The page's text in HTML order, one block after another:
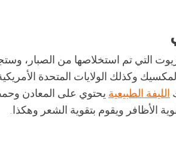
التي تم استخلاصها من الصبار،
وكذلك الولايات المتحدة
الليفة الطبيعية يحتوي على المعادن
الأظافر ويقوم بتقوية الشعر وهكذا.